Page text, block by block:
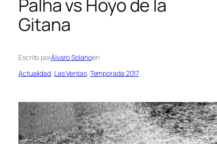
Palha vs Hoyo de la
Gitana
Escrito porÁlvaro Solanoen
Actualidad, Las Ventas, Temporada 2017